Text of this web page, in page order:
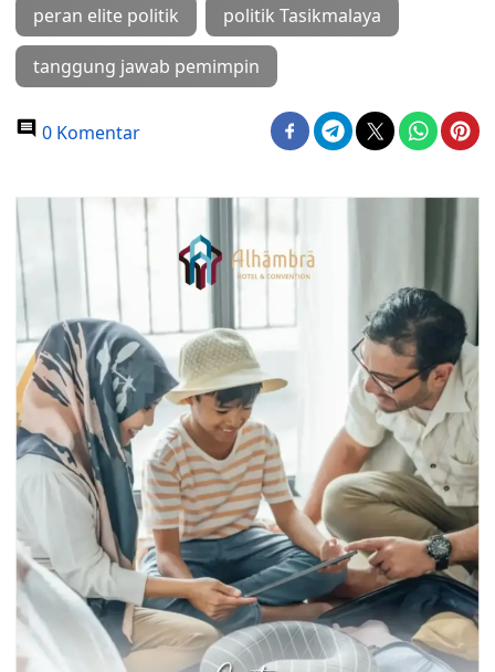
peran elite politik politik Tasikmalaya
tanggung jawab pemimpin
0 Komentar